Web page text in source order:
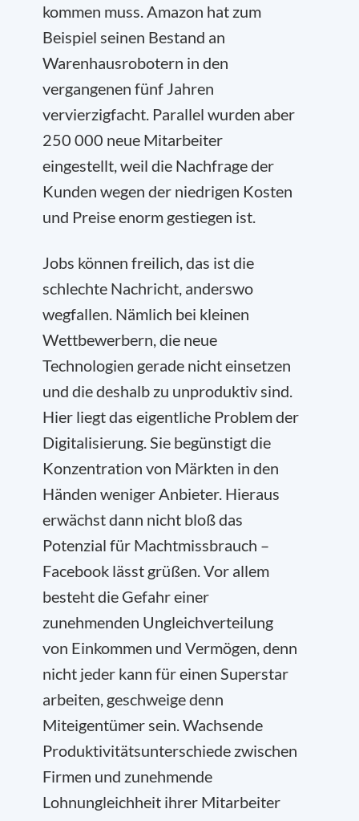
kommen muss. Amazon hat zum
Beispiel seinen Bestand an
Warenhausrobotern in den
vergangenen fünf Jahren
vervierzigfacht. Parallel wurden aber
250 000 neue Mitarbeiter
eingestellt, weil die Nachfrage der
Kunden wegen der niedrigen Kosten
und Preise enorm gestiegen ist.
Jobs können freilich, das ist die
schlechte Nachricht, anderswo
wegfallen. Nämlich bei kleinen
Wettbewerbern, die neue
Technologien gerade nicht einsetzen
und die deshalb zu unproduktiv sind.
Hier liegt das eigentliche Problem der
Digitalisierung. Sie begünstigt die
Konzentration von Märkten in den
Händen weniger Anbieter. Hieraus
erwächst dann nicht bloß das
Potenzial für Machtmissbrauch –
Facebook lässt grüßen. Vor allem
besteht die Gefahr einer
zunehmenden Ungleichverteilung
von Einkommen und Vermögen, denn
nicht jeder kann für einen Superstar
arbeiten, geschweige denn
Miteigentümer sein. Wachsende
Produktivitätsunterschiede zwischen
Firmen und zunehmende
Lohnungleichheit ihrer Mitarbeiter